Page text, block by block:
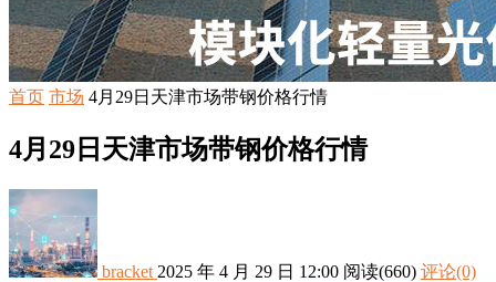
首页 市场 4月29日天津市场带钢价格行情
4月29日天津市场带钢价格行情
bracket 2025 年 4 月 29 日 12:00 阅读(660) 评论(0)